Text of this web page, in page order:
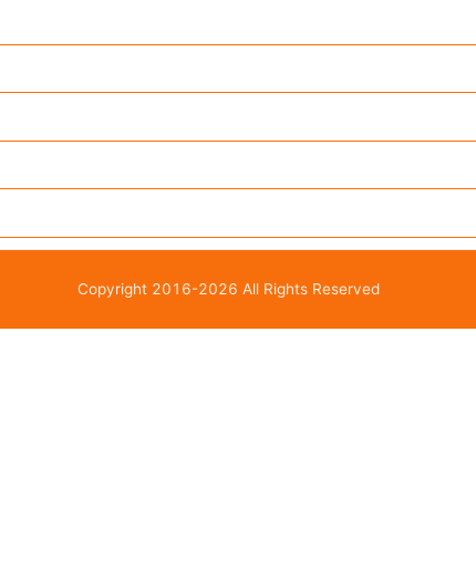
Copyright 2016-2026 All Rights Reserved